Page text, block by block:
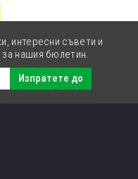
интересни съвети и
нашия бюлетин.
Изпратете до